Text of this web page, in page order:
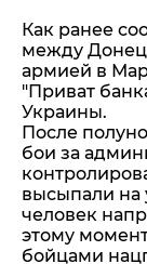
Как ранее
между
армией в
"Приват
Украины.
После
бои за
высыпали на
человек
этому
бойцами